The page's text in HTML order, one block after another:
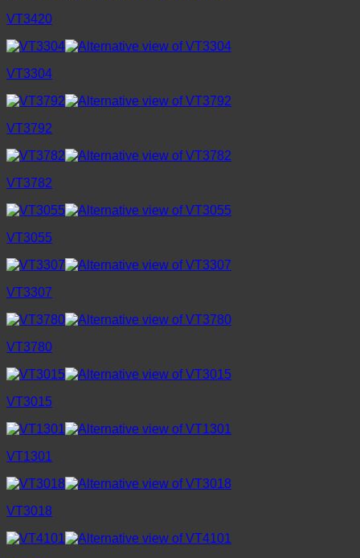
VT3420
VT3304
VT3792
VT3782
VT3055
VT3307
VT3780
VT3015
VT1301
VT3018